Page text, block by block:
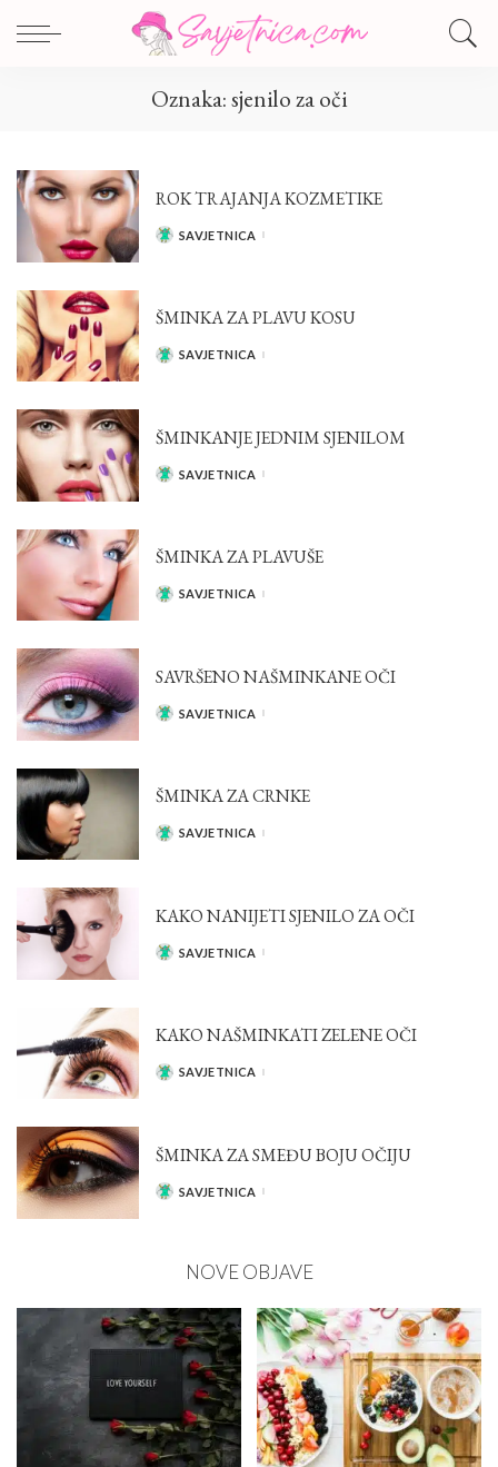
Oznaka:sjenilo za oči
ROK TRAJANJA KOZMETIKE
POSTED
SAVJETNICA
ŠMINKA ZA PLAVU KOSU
POSTED
SAVJETNICA
ŠMINKANJE JEDNIM SJENILOM
POSTED
SAVJETNICA
ŠMINKA ZA PLAVUŠE
POSTED
SAVJETNICA
SAVRŠENO NAŠMINKANE OČI
POSTED
SAVJETNICA
ŠMINKA ZA CRNKE
POSTED
SAVJETNICA
KAKO NANIJETI SJENILO ZA OČI
POSTED
SAVJETNICA
KAKO NAŠMINKATI ZELENE OČI
POSTED
SAVJETNICA
ŠMINKA ZA SMEĐU BOJU OČIJU
POSTED
SAVJETNICA
NOVE OBJAVE